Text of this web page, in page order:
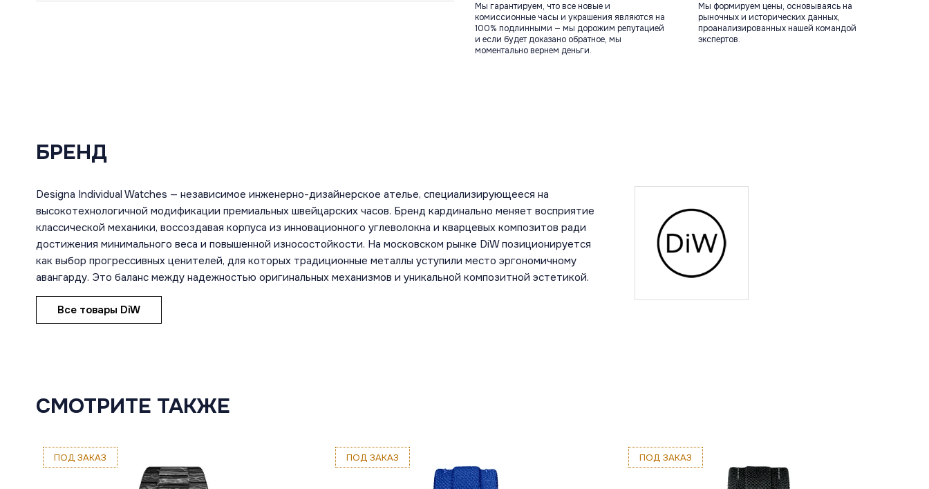
Мы гарантируем, что все новые и
комиссионные часы и украшения являются на
100% подлинными — мы дорожим репутацией
и если будет доказано обратное, мы
моментально вернем деньги.
Мы формируем цены, основываясь на
рыночных и исторических данных,
проанализированных нашей командой
экспертов.
БРЕНД
Designa Individual Watches — независимое инженерно-дизайнерское ателье, специализирующееся на
высокотехнологичной модификации премиальных швейцарских часов. Бренд кардинально меняет восприятие
классической механики, воссоздавая корпуса из инновационного углеволокна и кварцевых композитов ради
достижения минимального веса и повышенной износостойкости. На московском рынке DiW позиционируется
как выбор прогрессивных ценителей, для которых традиционные металлы уступили место эргономичному
авангарду. Это баланс между надежностью оригинальных механизмов и уникальной композитной эстетикой.
Все товары DiW
СМОТРИТЕ ТАКЖЕ
ПОД ЗАКАЗ ПОД ЗАКАЗ ПОД ЗАКАЗ